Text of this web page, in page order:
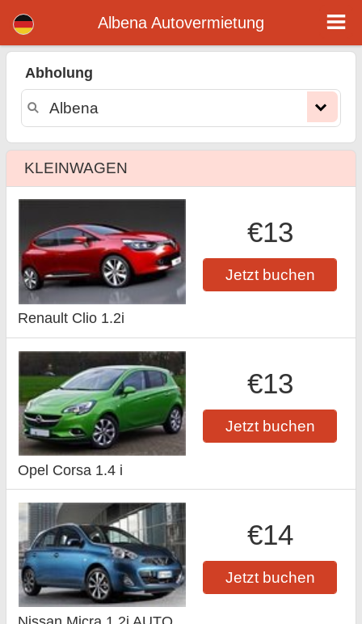
Albena Autovermietung
Abholung
KLEINWAGEN
€13
Jetzt buchen
Renault Clio 1.2i
€13
Jetzt buchen
Opel Corsa 1.4 i
€14
Jetzt buchen